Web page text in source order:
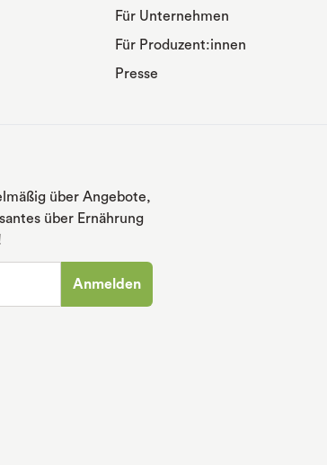
Für Unternehmen
Für Produzent:innen
Presse
über Angebote,
über Ernährung
Anmelden